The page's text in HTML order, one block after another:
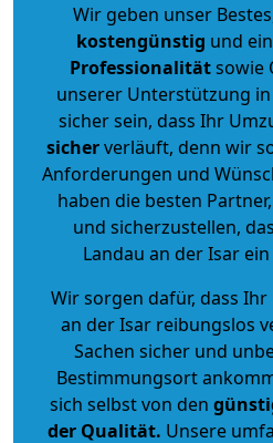
Wir geben unser
kostengünstig und
Professionalitätsowie
unserer Unterstützung
sicher sein, dass Ihr
sicherverläuft, denn wir
Anforderungen und
haben die besten
und sicherzustellen,
Landau an der Isar
Wir sorgen dafür, dass
an der Isar reibungslos
Sachen sicher und
Bestimmungsort
sich selbst von den
der Qualität. Unsere